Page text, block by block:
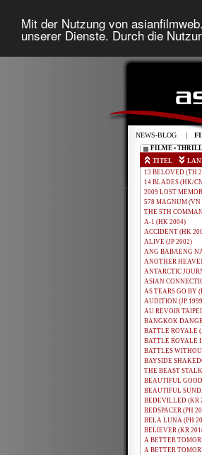
Mit der Nutzung von
unserer Dienste. Durch die
NEWS-BLOG |
FILME •
TITEL
13 BELOVED (TH
14 BLADES (HK/
2009 LOST
578 MAGNUM (VN
THE 5TH
A-1 (HK 2004)
ACCIDENT (HK
ALIVE (JP 2002)
ANG BABAENG
ANOTHER
ANTARCTIC
ASIAN
AS TEARS GO BY
AUDITION (JP
AU REVOIR
BANGKOK
BATTLE ROYALE
BATTLE ROYALE
BATTLES
BAYSIDE
THE BEAST
BEAUTIFUL
BEAUTIFUL
BEDEVILLED (KR
BEDSPACER (PH
BELA LUNA (PH
BELIEVER (KR
A BETTER
A BETTER